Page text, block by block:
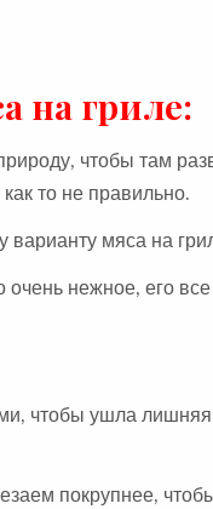
на гриле:
чтобы там
то не правильно.
варианту мяса на
нежное, его
чтобы ушла
покрупнее,